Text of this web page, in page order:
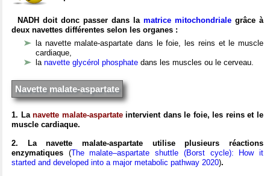
NADH doit donc passer dans la matrice mitochondriale grâce à
deux navettes différentes selon les organes :
la navette malate-aspartate dans le foie, les reins et le muscle
cardiaque,
la navette glycérol phosphate dans les muscles ou le cerveau.
Navette malate-aspartate
1. Lanavette malate-aspartateintervient dans le foie, les reins et le
muscle cardiaque.
2. La navette malate-aspartate utilise plusieurs réactions
enzymatiques (The malate–aspartate shuttle (Borst cycle): How it
started and developed into a major metabolic pathway 2020).